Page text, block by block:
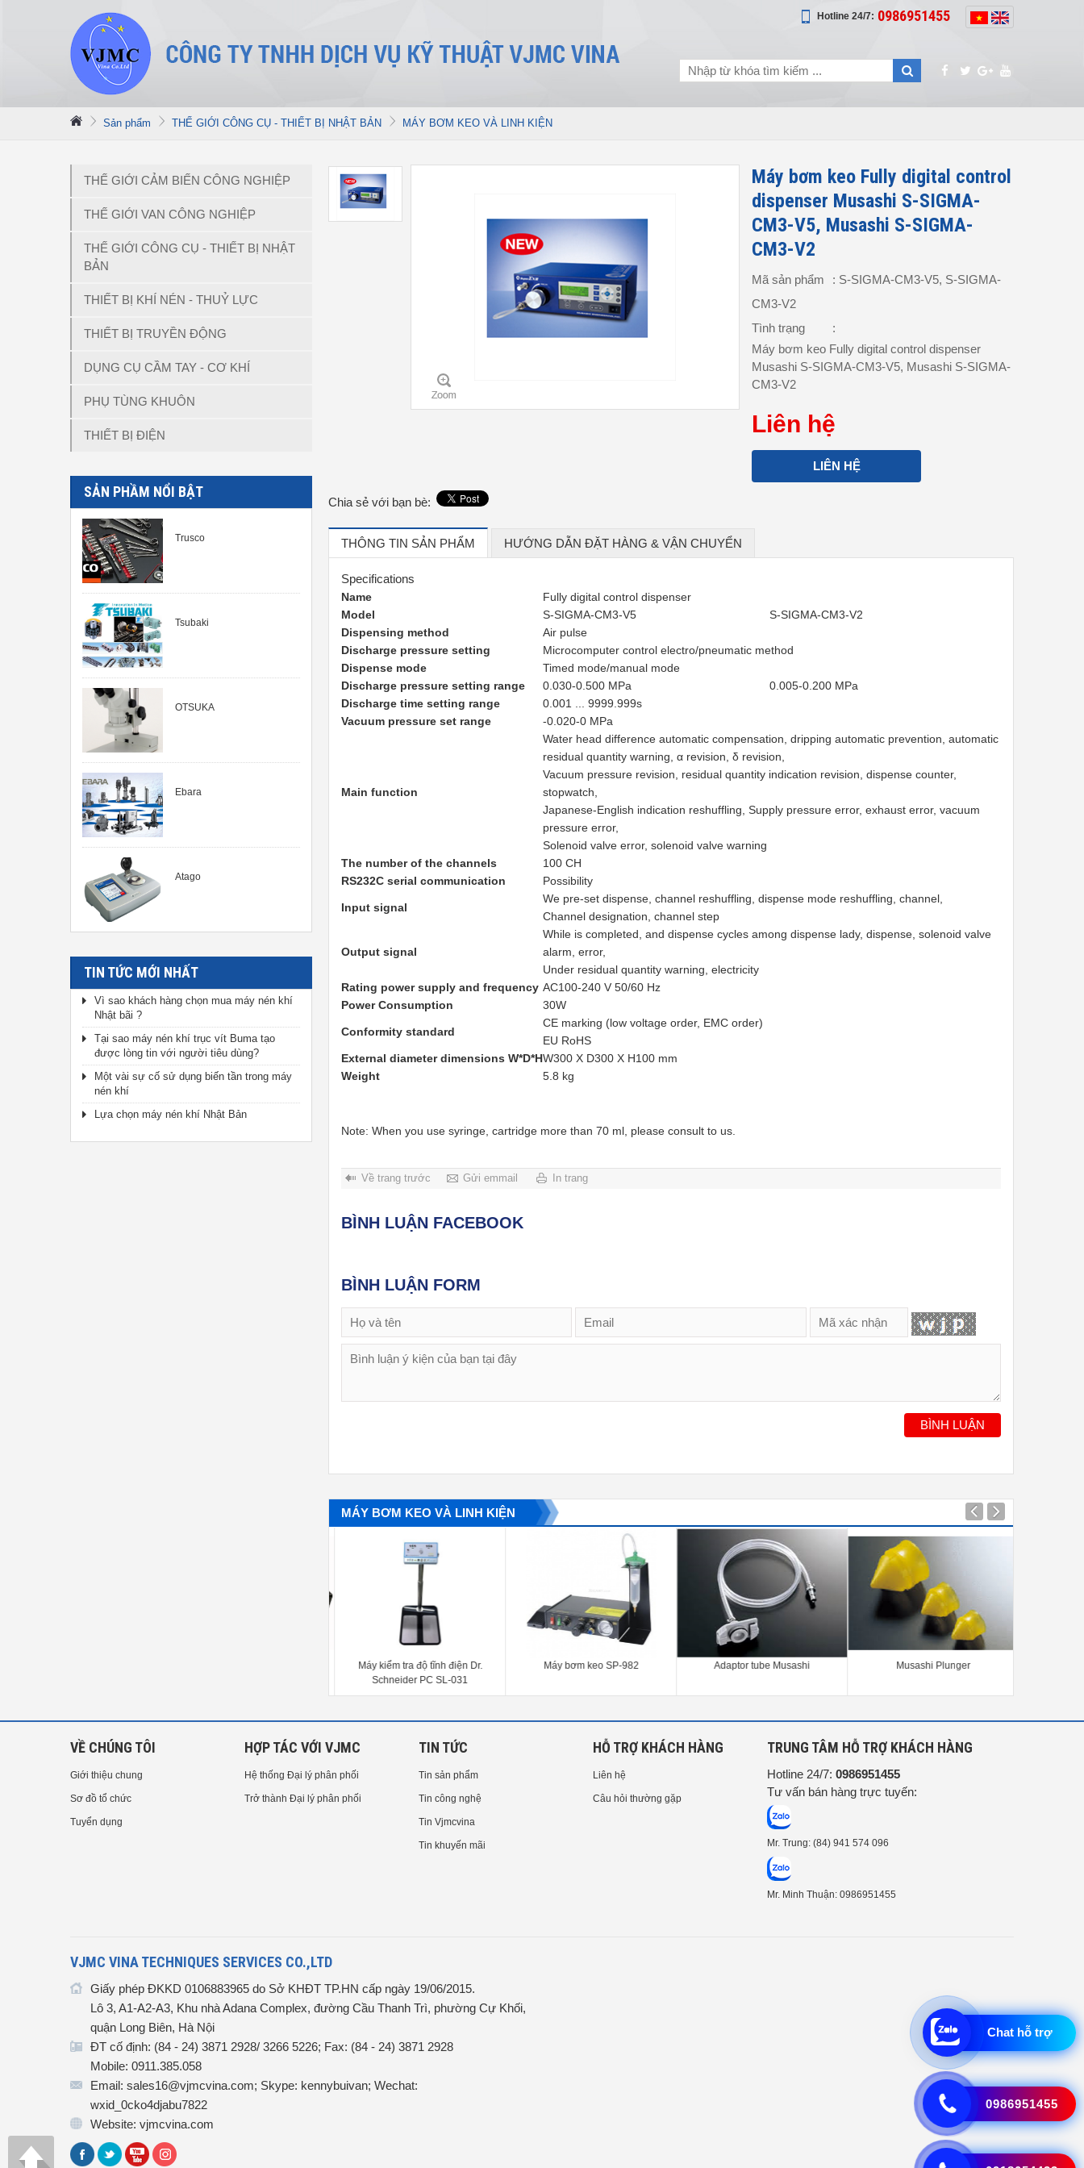
Hotline 24/7: 0986951455
Sản phẩm THẾ GIỚI CÔNG CỤ - THIẾT BỊ NHẬT BẢN MÁY BƠM KEO VÀ LINH KIỆN
THẾ GIỚI CẢM BIẾN CÔNG NGHIỆP
THẾ GIỚI VAN CÔNG NGHIỆP
THẾ GIỚI CÔNG CỤ - THIẾT BỊ NHẬT
BẢN
THIẾT BỊ KHÍ NÉN - THUỶ LỰC
THIẾT BỊ TRUYỀN ĐỘNG
DỤNG CỤ CẦM TAY - CƠ KHÍ
PHỤ TÙNG KHUÔN
THIẾT BỊ ĐIỆN
SẢN PHẦM NỔI BẬT
Trusco
Tsubaki
OTSUKA
Ebara
Atago
TIN TỨC MỚI NHẤT
Vì sao khách hàng chọn mua máy nén khí
Nhật bãi ?
Tại sao máy nén khí trục vít Buma tạo
được lòng tin với người tiêu dùng?
Một vài sự cố sử dụng biến tần trong máy
nén khí
Lựa chọn máy nén khí Nhật Bản
Máy bơm keo Fully digital control
dispenser Musashi S-SIGMA-
CM3-V5, Musashi S-SIGMA-
CM3-V2
Mã sản phẩm
: S-SIGMA-CM3-V5, S-SIGMA-
CM3-V2
Tình trạng
:
Máy bơm keo Fully digital control dispenser
Musashi S-SIGMA-CM3-V5, Musashi S-SIGMA-
CM3-V2
Liên hệ
LIÊN HỆ
Chia sẻ với bạn bè:
THÔNG TIN SẢN PHẨM HƯỚNG DẪN ĐẶT HÀNG & VẬN CHUYỂN
Specifications
Name
Fully digital control dispenser
Model
S-SIGMA-CM3-V5
S-SIGMA-CM3-V2
Dispensing method
Air pulse
Discharge pressure setting
Microcomputer control electro/pneumatic method
Dispense mode
Timed mode/manual mode
Discharge pressure setting range
0.030-0.500 MPa
0.005-0.200 MPa
Discharge time setting range
0.001 ... 9999.999s
Vacuum pressure set range
-0.020-0 MPa
Main function
Water head difference automatic compensation, dripping automatic prevention, automatic
residual quantity warning, α revision, δ revision,
Vacuum pressure revision, residual quantity indication revision, dispense counter,
stopwatch,
Japanese-English indication reshuffling, Supply pressure error, exhaust error, vacuum
pressure error,
Solenoid valve error, solenoid valve warning
The number of the channels
100 CH
RS232C serial communication
Possibility
Input signal
We pre-set dispense, channel reshuffling, dispense mode reshuffling, channel,
Channel designation, channel step
Output signal
While is completed, and dispense cycles among dispense lady, dispense, solenoid valve
alarm, error,
Under residual quantity warning, electricity
Rating power supply and frequency AC100-240 V 50/60 Hz
Power Consumption
30W
Conformity standard
CE marking (low voltage order, EMC order)
EU RoHS
External diameter dimensions W*D*HW300 X D300 X H100 mm
Weight
5.8 kg
Note: When you use syringe, cartridge more than 70 ml, please consult to us.
Về trang trước Gửi emmail In trang
BÌNH LUẬN FACEBOOK
BÌNH LUẬN FORM
BÌNH LUẬN
MÁY BƠM KEO VÀ LINH KIỆN
Máy kiểm tra độ tĩnh điện Dr.
Schneider PC SL-031
Máy bơm keo SP-982 Adaptor tube Musashi Musashi Plunger
VỀ CHÚNG TÔI
Giới thiệu chung
Sơ đồ tổ chức
Tuyển dụng
HỢP TÁC VỚI VJMC
Hệ thống Đại lý phân phối
Trở thành Đại lý phân phối
TIN TỨC
Tin sản phẩm
Tin công nghệ
Tin Vjmcvina
Tin khuyến mãi
HỖ TRỢ KHÁCH HÀNG
Liên hệ
Câu hỏi thường gặp
TRUNG TÂM HỖ TRỢ KHÁCH HÀNG
Hotline 24/7: 0986951455
Tư vấn bán hàng trực tuyến:
Mr. Trung: (84) 941 574 096
Mr. Minh Thuận: 0986951455
VJMC VINA TECHNIQUES SERVICES CO.,LTD
Giấy phép ĐKKD 0106883965 do Sở KHĐT TP.HN cấp ngày 19/06/2015.
Lô 3, A1-A2-A3, Khu nhà Adana Complex, đường Cầu Thanh Trì, phường Cự Khối,
quận Long Biên, Hà Nội
ĐT cố định: (84 - 24) 3871 2928/ 3266 5226; Fax: (84 - 24) 3871 2928
Mobile: 0911.385.058
Email: sales16@vjmcvina.com; Skype: kennybuivan; Wechat:
wxid_0cko4djabu7822
Website: vjmcvina.com
Chat hỗ trợ
0986951455